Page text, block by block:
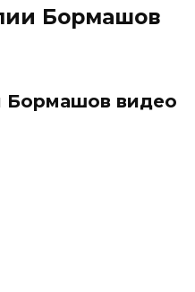
Бормашов
Бормашов видео